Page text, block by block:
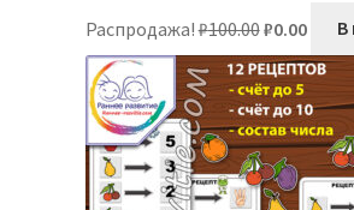
Распродажа!₽100.00
₽100.00.
₽0.00
₽0.00.
В